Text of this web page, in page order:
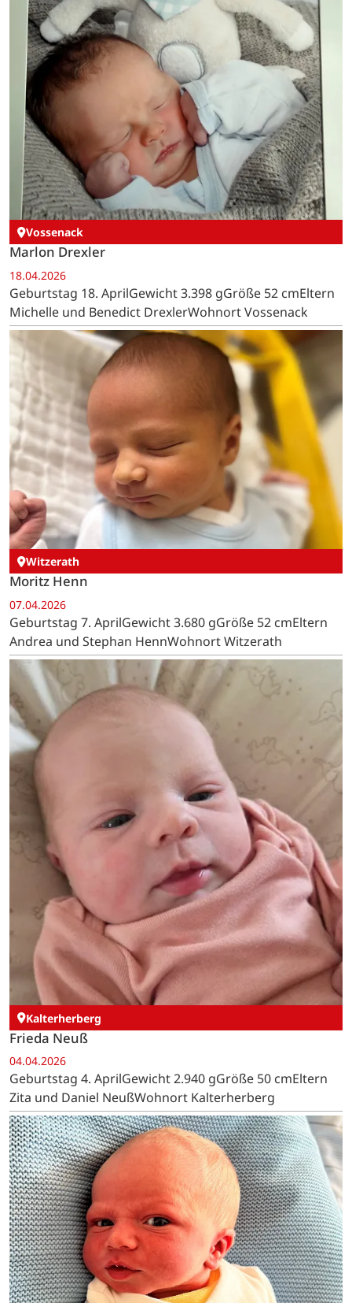
Vossenack
Marlon Drexler
18.04.2026
Geburtstag 18. AprilGewicht 3.398 gGröße 52 cmEltern
Michelle und Benedict DrexlerWohnort Vossenack
Witzerath
Moritz Henn
07.04.2026
Geburtstag 7. AprilGewicht 3.680 gGröße 52 cmEltern
Andrea und Stephan HennWohnort Witzerath
Kalterherberg
Frieda Neuß
04.04.2026
Geburtstag 4. AprilGewicht 2.940 gGröße 50 cmEltern
Zita und Daniel NeußWohnort Kalterherberg